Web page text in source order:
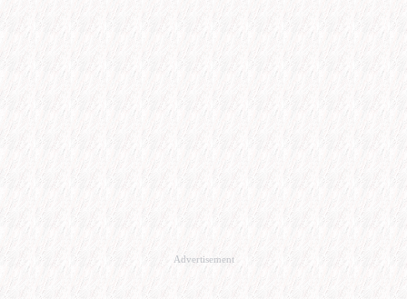
Advertisement